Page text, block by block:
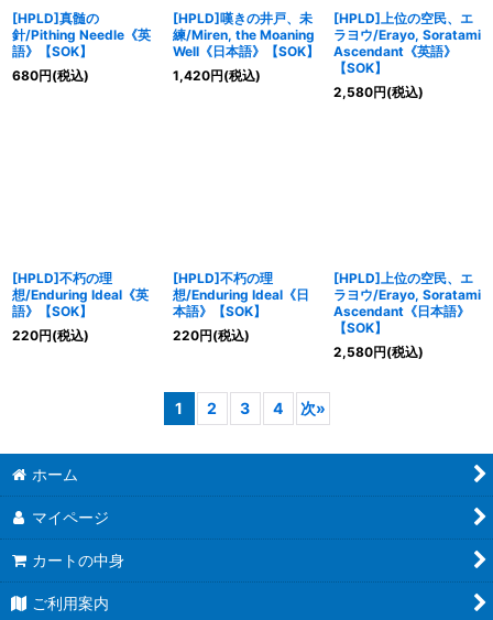
[HPLD]真髄の
針/Pithing Needle《英
語》【SOK】
680円(税込)
[HPLD]嘆きの井戸、未
練/Miren, the Moaning
Well《日本語》【SOK】
1,420円(税込)
[HPLD]上位の空民、エ
ラヨウ/Erayo, Soratami
Ascendant《英語》
【SOK】
2,580円(税込)
[HPLD]不朽の理
想/Enduring Ideal《英
語》【SOK】
220円(税込)
[HPLD]不朽の理
想/Enduring Ideal《日
本語》【SOK】
220円(税込)
[HPLD]上位の空民、エ
ラヨウ/Erayo, Soratami
Ascendant《日本語》
【SOK】
2,580円(税込)
1 2 3 4 次»
ホーム
マイページ
カートの中身
ご利用案内